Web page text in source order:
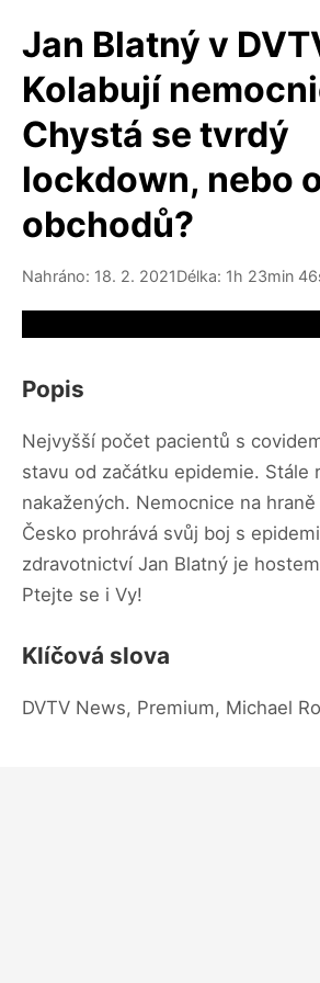
Jan Blatný v
Kolabují
Chystá se tvrdý
lockdown, nebo
obchodů?
Nahráno: 18. 2. 2021Délka: 1h 23min
Popis
Nejvyšší počet pacientů s
stavu od začátku epidemie. Stále
nakažených. Nemocnice na
Česko prohrává svůj boj s
zdravotnictví Jan Blatný je
Ptejte se i Vy!
Klíčová slova
DVTV News, Premium, Michael